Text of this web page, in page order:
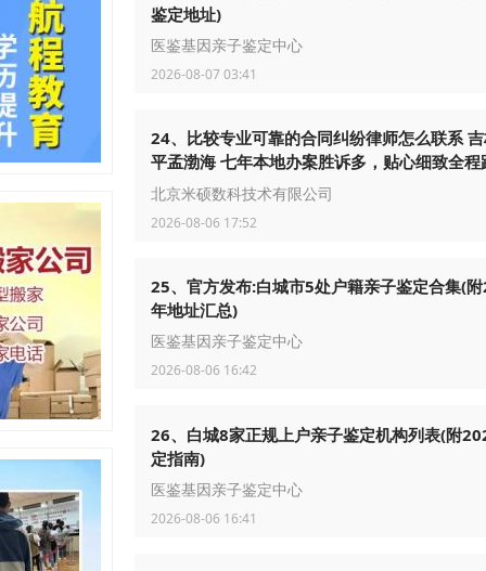
鉴定地址)
医鉴基因亲子鉴定中心
2026-08-07 03:41
24、比较专业可靠的合同纠纷律师怎么联系
平孟渤海 七年本地办案胜诉多，贴心细致全程
政企群众法律服务收获良好口碑
北京米硕数科技术有限公司
2026-08-06 17:52
25、官方发布:白城市5处户籍亲子鉴定合集(
年地址汇总)
医鉴基因亲子鉴定中心
2026-08-06 16:42
26、白城8家正规上户亲子鉴定机构列表(附
定指南)
医鉴基因亲子鉴定中心
2026-08-06 16:41